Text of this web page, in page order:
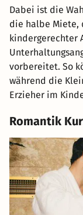
Dabei ist die
die halbe Miete,
kindergerechter
vorbereitet. So
während die
Erzieher im
Romantik